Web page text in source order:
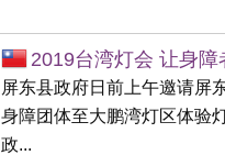
2019台湾灯会 让身
屏东县政府日前上午邀请屏
身障团体至大鹏湾灯区体验
政...